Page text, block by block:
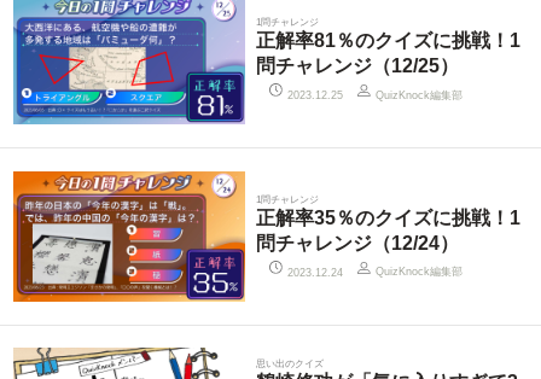
1問チャレンジ
正解率81％のクイズに挑戦！1
問チャレンジ（12/25）
2023.12.25 QuizKnock編集部
1問チャレンジ
正解率35％のクイズに挑戦！1
問チャレンジ（12/24）
2023.12.24 QuizKnock編集部
思い出のクイズ